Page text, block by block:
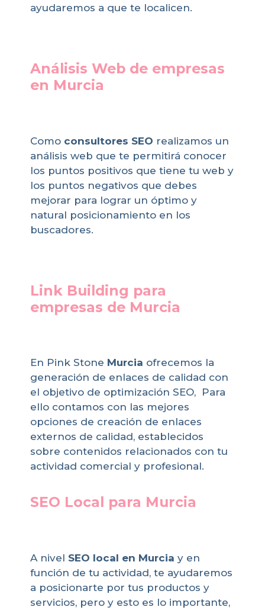
ayudaremos a que te localicen.
Análisis Web de empresas
en Murcia
Como consultores SEO realizamos un
análisis web que te permitirá conocer
los puntos positivos que tiene tu web y
los puntos negativos que debes
mejorar para lograr un óptimo y
natural posicionamiento en los
buscadores.
Link Building para
empresas de Murcia
En Pink Stone Murcia ofrecemos la
generación de enlaces de calidad con
el objetivo de optimización SEO, Para
ello contamos con las mejores
opciones de creación de enlaces
externos de calidad, establecidos
sobre contenidos relacionados con tu
actividad comercial y profesional.
SEO Local para Murcia
A nivel SEO local en Murcia y en
función de tu actividad, te ayudaremos
a posicionarte por tus productos y
servicios, pero y esto es lo importante,